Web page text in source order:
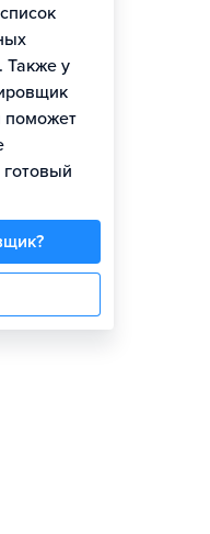
Также у
поможет